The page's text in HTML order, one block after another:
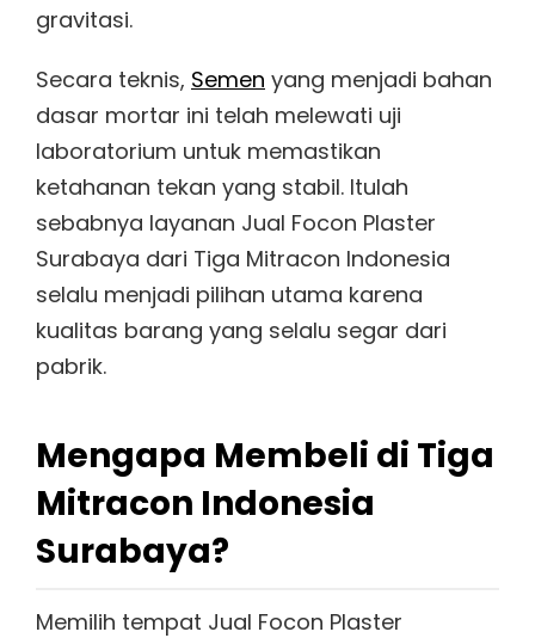
gravitasi.
Secara teknis, Semen yang menjadi bahan
dasar mortar ini telah melewati uji
laboratorium untuk memastikan
ketahanan tekan yang stabil. Itulah
sebabnya layanan Jual Focon Plaster
Surabaya dari Tiga Mitracon Indonesia
selalu menjadi pilihan utama karena
kualitas barang yang selalu segar dari
pabrik.
Mengapa Membeli di Tiga
Mitracon Indonesia
Surabaya?
Memilih tempat Jual Focon Plaster